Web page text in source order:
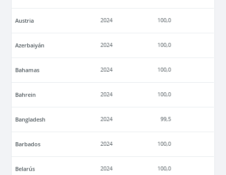
Austria 2024 100,0
Azerbaiyán 2024 100,0
Bahamas 2024 100,0
Bahrein 2024 100,0
Bangladesh 2024 99,5
Barbados 2024 100,0
Belarús 2024 100,0